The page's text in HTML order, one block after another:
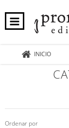
INICIO
Ordenar por